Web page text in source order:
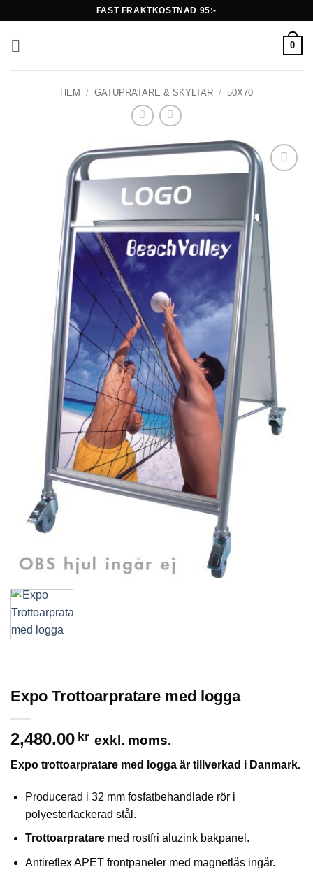
content
FAST FRAKTKOSTNAD 95:-
0
HEM / GATUPRATARE & SKYLTAR / 50X70
Lägg till i
önskelistan
Expo Trottoarpratare med logga
2,480.00 kr exkl. moms.
Expo trottoarpratare med logga är tillverkad i Danmark.
Producerad i 32 mm fosfatbehandlade rör i
polyesterlackerad stål.
Trottoarprataremed rostfri aluzink bakpanel.
Antireflex APET frontpaneler med magnetlås ingår.